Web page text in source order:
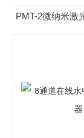
PMT-2微纳米激
器